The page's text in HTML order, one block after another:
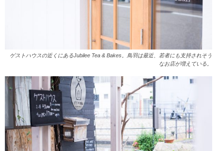
ゲストハウスの近くにあるJubilee Tea & Bakes。鳥羽は最近、若者にも支持されそう
なお店が増えている。